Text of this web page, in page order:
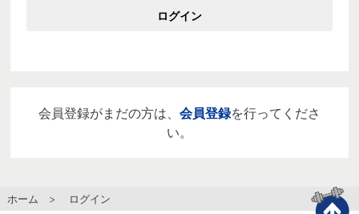
ログイン
会員登録がまだの方は、 会員登録を行ってくださ
い。
ホーム > ログイン